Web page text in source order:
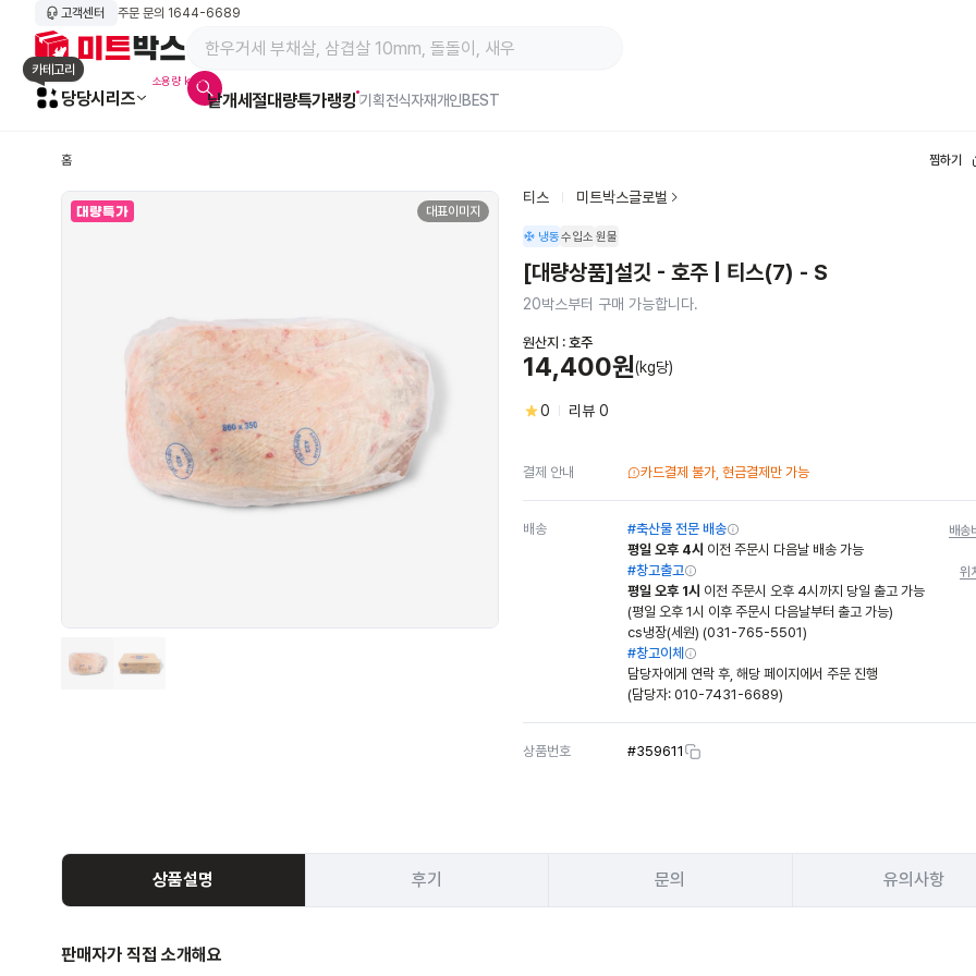
고객센터 주문 문의 1644-6689
메인 페이지 바로가기
카테고리
당당시리즈
소용량 kg육
낱개세절대량특가랭킹알람아이콘
기획전식자재개인BEST
홈 찜하기
대량특가 대표이미지
티스 미트박스글로벌
냉동수입소 원물
[대량상품]설깃 - 호주 | 티스(7) - S
20박스부터 구매 가능합니다.
원산지 : 호주
14,400원(kg당)
0 리뷰 0
결제 안내 카드결제 불가, 현금결제만 가능
배송 #축산물 전문 배송 배송
평일 오후 4시 이전 주문시 다음날 배송 가능
#창고출고
위
평일 오후 1시 이전 주문시 오후 4시까지 당일 출고 가능
(평일 오후 1시 이후 주문시 다음날부터 출고 가능)
cs냉장(세원) (031-765-5501)
#창고이체
담당자에게 연락 후, 해당 페이지에서 주문 진행
(담당자: 010-7431-6689)
상품번호 #359611
상품설명 후기 문의 유의사항
판매자가 직접 소개해요